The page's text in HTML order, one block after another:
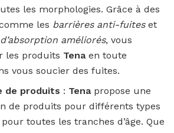
les morphologies. Grâce à des
les barrières anti-fuiteset
améliorés, vous
les produits Tenaen toute
vous soucier des fuites.
de produits : Tenapropose une
de produits pour différents types
toutes les tranches d’âge. Que